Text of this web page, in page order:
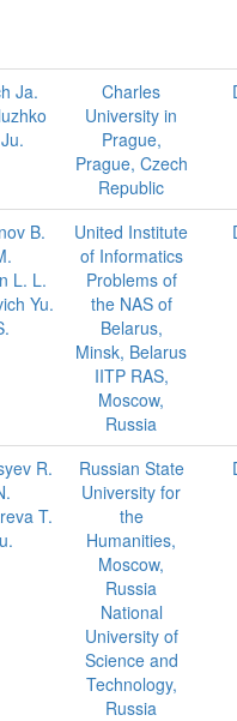
Ja.
Charles
University in
Prague,
Prague, Czech
Republic
B.
L. L.
Yu.
United Institute
of Informatics
Problems of
the NAS of
Belarus,
Minsk, Belarus
IITP RAS,
Moscow,
Russia
R.
T.
Russian State
University for
the
Humanities,
Moscow,
Russia
National
University of
Science and
Technology,
Russia